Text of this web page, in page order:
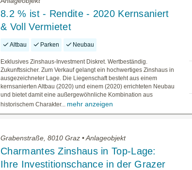
8.2 % ist - Rendite - 2020 Kernsaniert
& Voll Vermietet
Altbau Parken Neubau
Exklusives Zinshaus-Investment Diskret. Wertbeständig.
Zukunftssicher. Zum Verkauf gelangt ein hochwertiges Zinshaus in
ausgezeichneter Lage. Die Liegenschaft besteht aus einem
kernsanierten Altbau (2020) und einem (2020) errichteten Neubau
und bietet damit eine außergewöhnliche Kombination aus
historischem Charakter... mehr anzeigen
Grabenstraße, 8010 Graz • Anlageobjekt
Charmantes Zinshaus in Top-Lage:
Ihre Investitionschance in der Grazer